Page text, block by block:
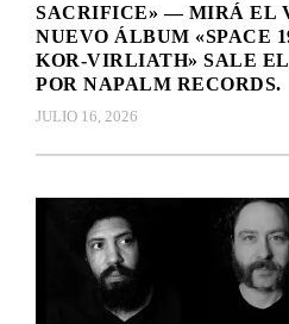
SACRIFICE» — MIRÁ EL
NUEVO ÁLBUM «SPACE
KOR‑VIRLIATH» SALE
POR NAPALM RECORDS.
JULIO 16, 2026